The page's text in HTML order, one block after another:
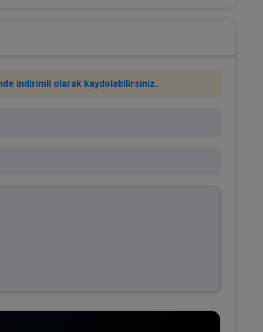
indirimli olarak kaydolabilirsiniz.